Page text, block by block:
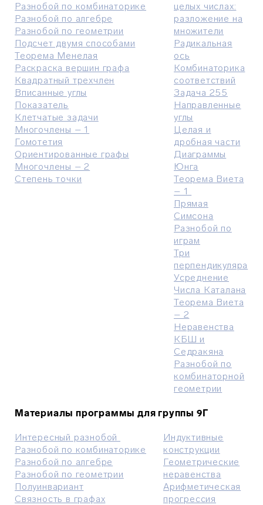
Разнобой по комбинаторике
Разнобой по алгебре
Разнобой по геометрии
Подсчет двумя способами
Теорема Менелая
Раскраска вершин графа
Квадратный трехчлен
Вписанные углы
Показатель
Клетчатые задачи
Многочлены – 1
Гомотетия
Ориентированные графы
Многочлены – 2
Степень точки
целых числах:
разложение на
множители
Радикальная
ось
Комбинаторика
соответствий
Задача 255
Направленные
углы
Целая и
дробная части
Диаграммы
Юнга
Теорема Виета
– 1
Прямая
Симсона
Разнобой по
играм
Три
перпендикуляра
Усреднение
Числа Каталана
Теорема Виета
– 2
Неравенства
КБШ и
Седракяна
Разнобой по
комбинаторной
геометрии
Материалы программы для группы 9Г
Интересный разнобой
Разнобой по комбинаторике
Разнобой по алгебре
Разнобой по геометрии
Полуинвариант
Связность в графах
Индуктивные
конструкции
Геометрические
неравенства
Арифметическая
прогрессия